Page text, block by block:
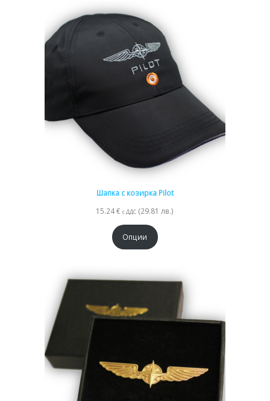
Шапка с козирка Pilot
15.24€ с ДДС (29.81 лв.)
Опции